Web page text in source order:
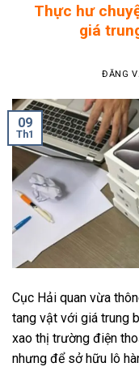
Thực hư
giá
ĐĂNG
09
Th1
Cục Hải quan vừa
tang vật với giá trung
xao thị trường điện
nhưng để sở hữu lô